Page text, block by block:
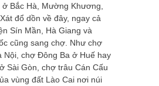
Bắc Hà, Mường Khương,
đổ dồn về đây, ngay cả
Sín Mần, Hà Giang và
cũng sang chợ. Như chợ
Nội, chợ Đông Ba ở Huế hay
Sài Gòn, chợ trâu Cán Cấu
vùng đất Lào Cai nơi núi